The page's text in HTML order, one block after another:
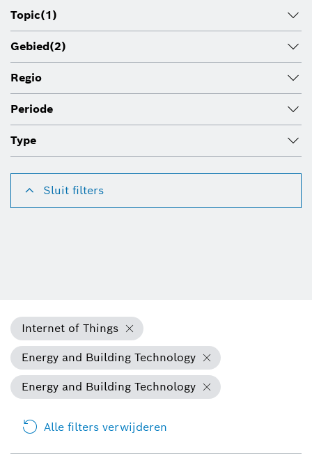
Topic(1)
Gebied(2)
Regio
Periode
Type
Sluit filters
Internet of Things
Energy and Building Technology
Energy and Building Technology
Alle filters verwijderen